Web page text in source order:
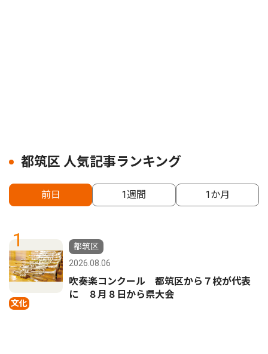
都筑区 人気記事ランキング
前日 1週間 1か月
1
文化
都筑区
2026.08.06
吹奏楽コンクール 都筑区から７校が代表
に ８月８日から県大会